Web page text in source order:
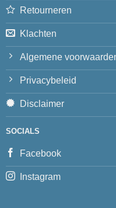
Retourneren
Klachten
Algemene
Privacybeleid
Disclaimer
SOCIALS
Facebook
Instagram